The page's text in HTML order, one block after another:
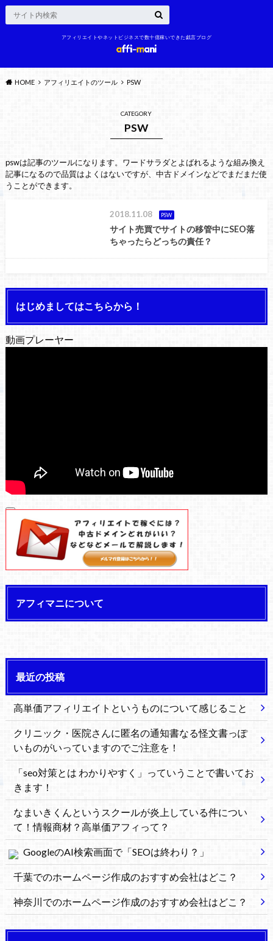
アフィリエイトやネットビジネスで数十億稼いできた戯言ブログ
HOME アフィリエイトのツール PSW
CATEGORY
PSW
pswは記事のツールになります。ワードサラダとよばれるような組み換え
記事になるので品質はよくはないですが、中古ドメインなどでまだまだ使
うことができます。
2018.11.08 PSW
サイト売買でサイトの移管中にSEO落
ちゃったらどっちの責任？
はじめましてはこちらから！
動画プレーヤー
00:00
00:00
04:34
アフィマニについて
最近の投稿
高単価アフィリエイトというものについて感じること
クリニック・医院さんに匿名の通知書なる怪文書っぽ
いものがいっていますのでご注意を！
「seo対策とは わかりやすく」っていうことで書いてお
きます！
なまいきくんというスクールが炎上している件につい
て！情報商材？高単価アフィって？
GoogleのAI検索画面で「SEOは終わり？」
千葉でのホームページ作成のおすすめ会社はどこ？
神奈川でのホームページ作成のおすすめ会社はどこ？